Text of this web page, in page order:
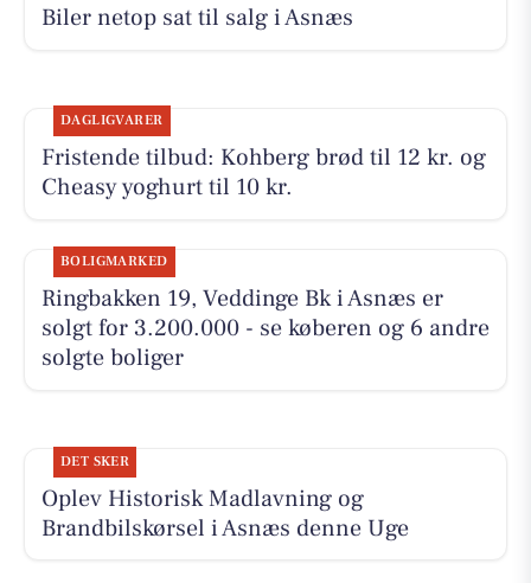
Biler netop sat til salg i Asnæs
DAGLIGVARER
Fristende tilbud: Kohberg brød til 12 kr. og
Cheasy yoghurt til 10 kr.
BOLIGMARKED
Ringbakken 19, Veddinge Bk i Asnæs er
solgt for 3.200.000 - se køberen og 6 andre
solgte boliger
DET SKER
Oplev Historisk Madlavning og
Brandbilskørsel i Asnæs denne Uge